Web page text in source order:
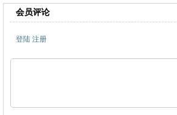
会员评论
登陆 注册